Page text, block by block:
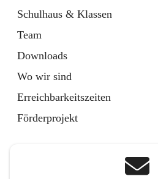
Schulhaus & Klassen
Team
Downloads
Wo wir sind
Erreichbarkeitszeiten
Förderprojekt